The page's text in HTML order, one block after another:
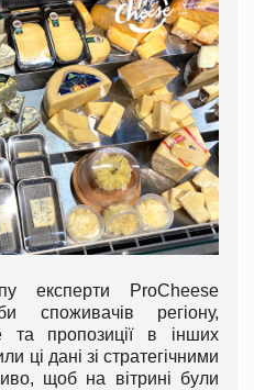
експерти ProCheese
споживачів регіону,
та пропозиції в інших
ці дані зі стратегічними
щоб на вітрині були